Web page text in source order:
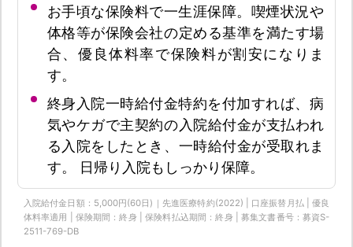
お手頃な保険料で一生涯保障。喫煙状況や
体格等が保険会社の定める基準を満たす場
合、優良体料率で保険料が割安になりま
す。
終身入院一時給付金特約を付加すれば、病
気やケガで主契約の入院給付金が支払われ
る入院をしたとき、一時給付金が受取れま
す。 日帰り入院もしっかり保障。
入院給付金日額：5,000円(60日)｜先進医療特約(2022) | 口座振替月払 | 優良
体料率適用 | 保険期間：終身 | 保険料払込期間：終身 | 募集文書番号：募資S-
2511-769-DB